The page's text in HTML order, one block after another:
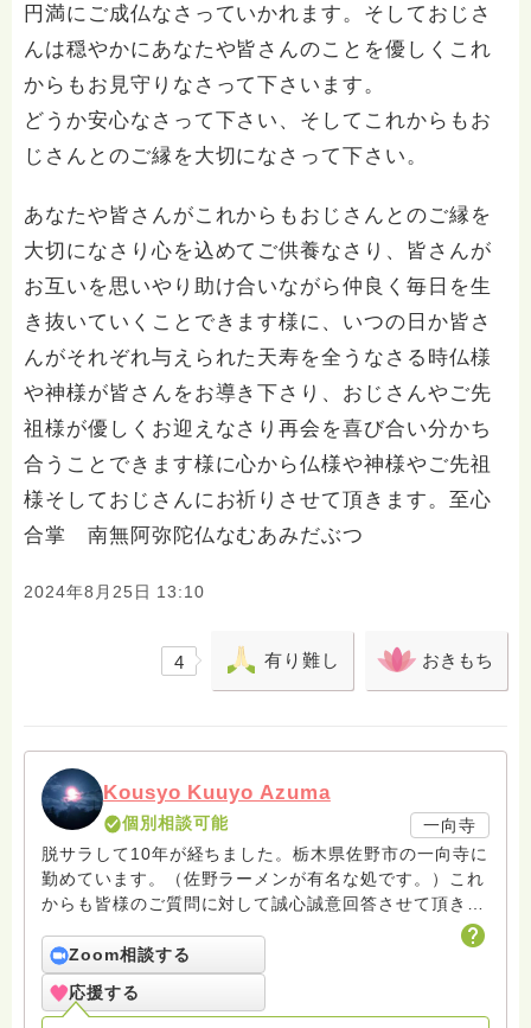
円満にご成仏なさっていかれます。そしておじさ
んは穏やかにあなたや皆さんのことを優しくこれ
からもお見守りなさって下さいます。
どうか安心なさって下さい、そしてこれからもお
じさんとのご縁を大切になさって下さい。
あなたや皆さんがこれからもおじさんとのご縁を
大切になさり心を込めてご供養なさり、皆さんが
お互いを思いやり助け合いながら仲良く毎日を生
き抜いていくことできます様に、いつの日か皆さ
んがそれぞれ与えられた天寿を全うなさる時仏様
や神様が皆さんをお導き下さり、おじさんやご先
祖様が優しくお迎えなさり再会を喜び合い分かち
合うことできます様に心から仏様や神様やご先祖
様そしておじさんにお祈りさせて頂きます。至心
合掌 南無阿弥陀仏なむあみだぶつ
2024年8月25日 13:10
4 有り難し おきもち
Kousyo Kuuyo Azuma
個別相談可能
一向寺
脱サラして10年が経ちました。栃木県佐野市の一向寺に
勤めています。（佐野ラーメンが有名な処です。）これ
からも皆様のご質問に対して誠心誠意回答させて頂きた
いと存じます。まだまだ修行中の身ですので至らぬ点あ
ろうかとは存じますが共に精進して参りましょうね。お
寺にもお気軽に遊びに来てください。
Zoom相談する
応援する